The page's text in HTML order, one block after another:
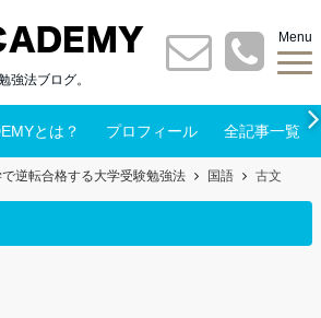
強法ブログ。
Menu
とは？ プロフィール 全記事一覧
逆転合格する大学受験勉強法 国語 古文